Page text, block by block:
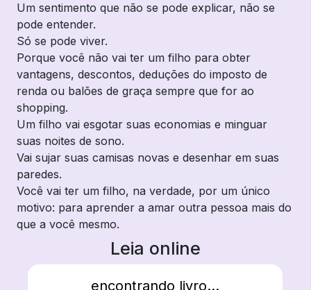
Um sentimento que não se pode explicar, não se
pode entender.
Só se pode viver.
Porque você não vai ter um filho para obter
vantagens, descontos, deduções do imposto de
renda ou balões de graça sempre que for ao
shopping.
Um filho vai esgotar suas economias e minguar
suas noites de sono.
Vai sujar suas camisas novas e desenhar em suas
paredes.
Você vai ter um filho, na verdade, por um único
motivo: para aprender a amar outra pessoa mais do
que a você mesmo.
Leia online
encontrando livro...